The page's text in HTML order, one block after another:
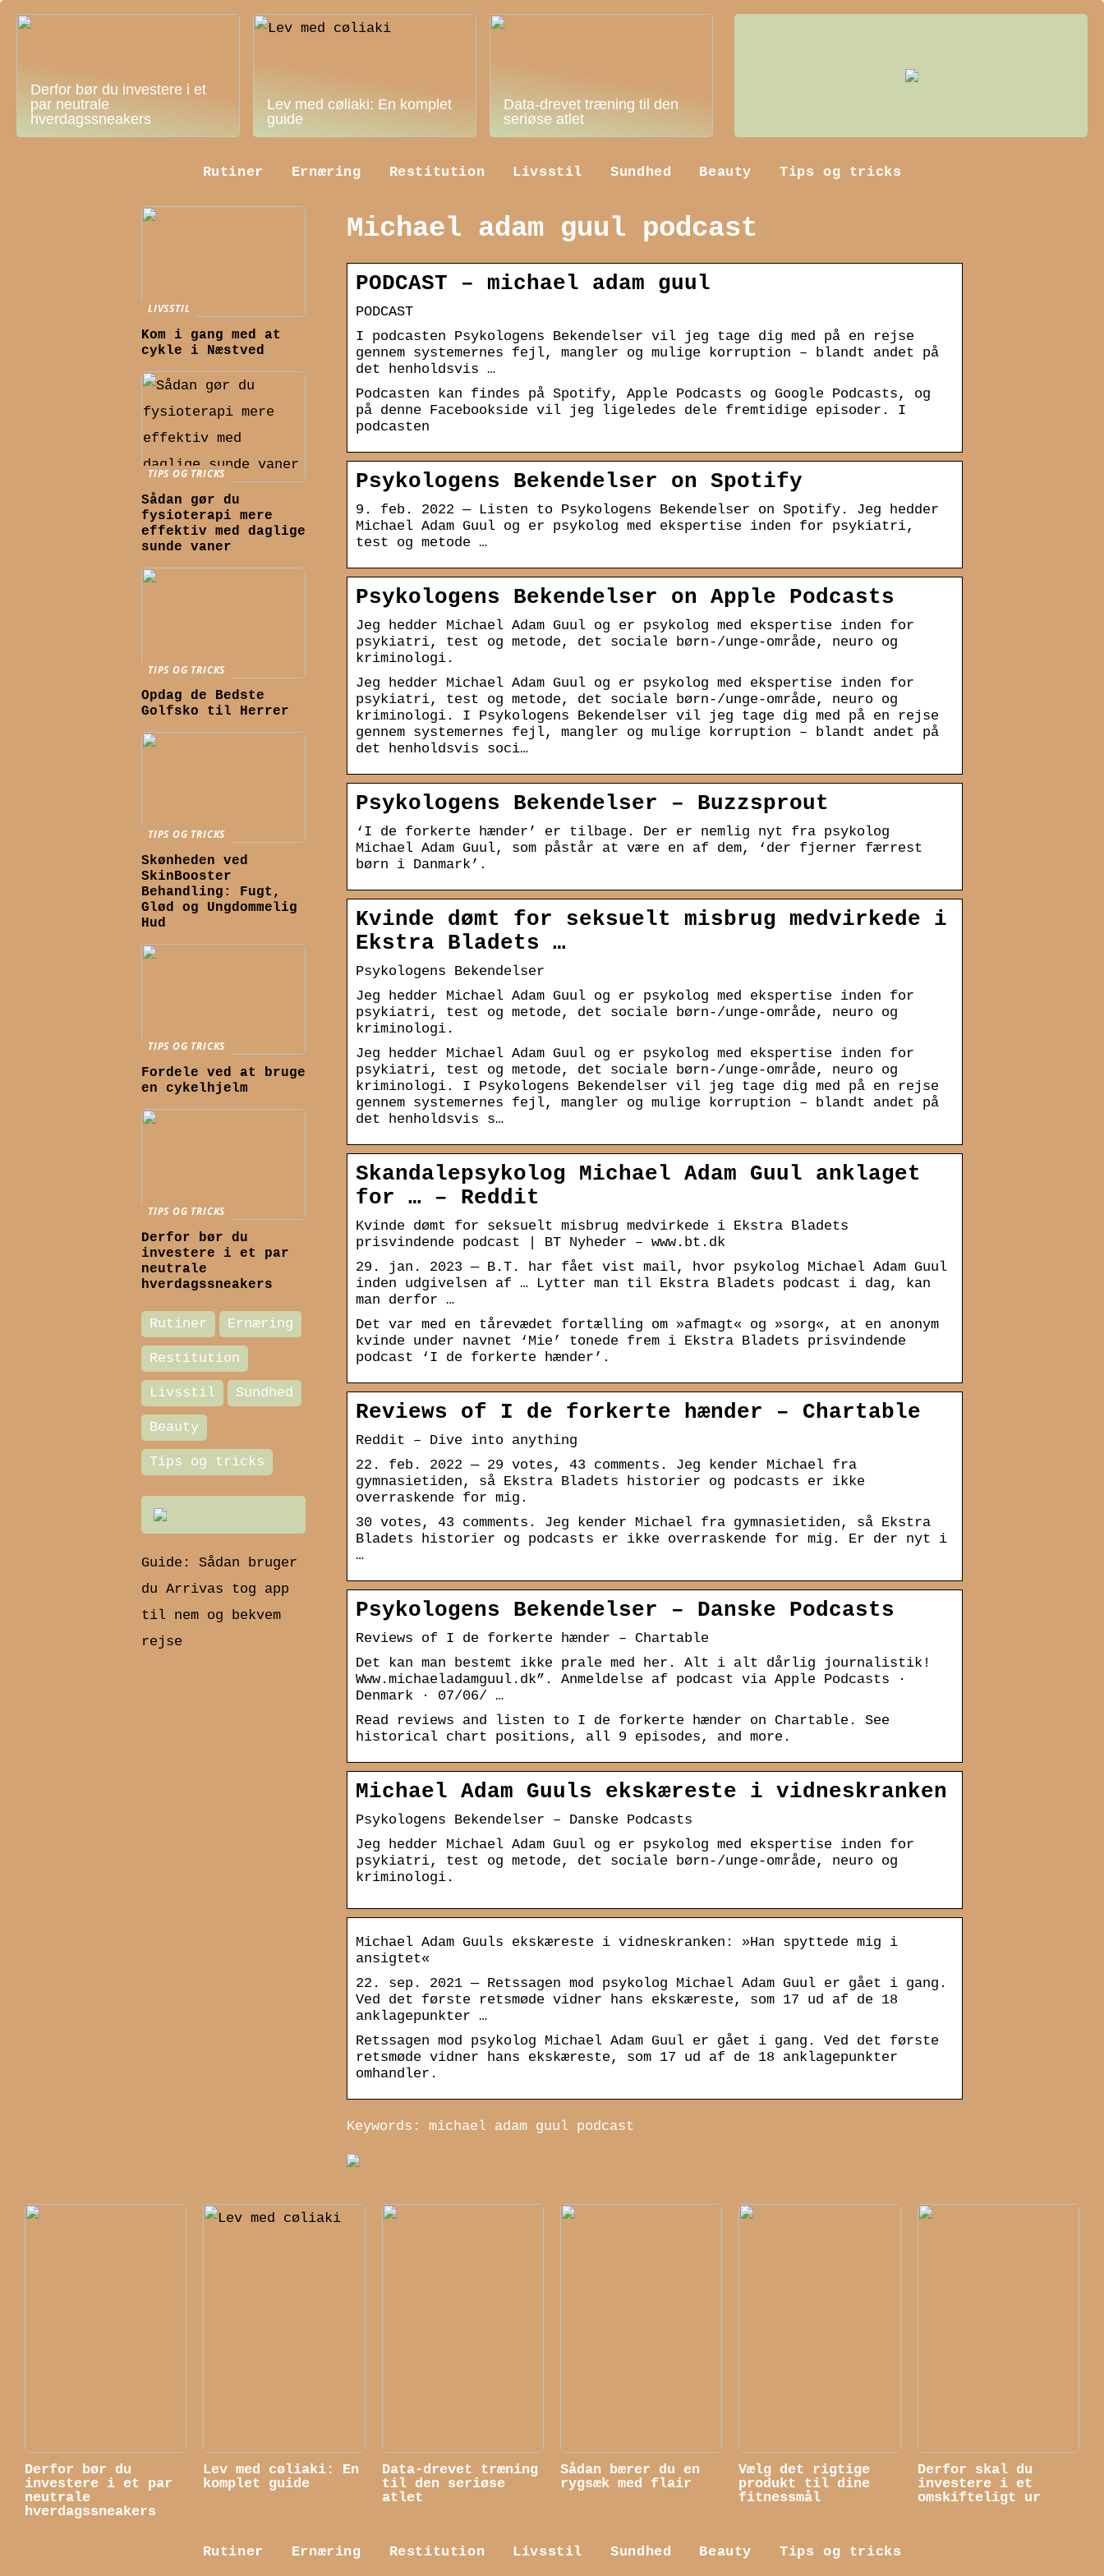
Derfor bør du investere i et
par neutrale
hverdagssneakers
Lev med cøliaki: En komplet
guide
Data-drevet træning til den
seriøse atlet
Rutiner Ernæring Restitution Livsstil Sundhed Beauty Tips og tricks
Michael adam guul podcast
PODCAST – michael adam guul
PODCAST
I podcasten Psykologens Bekendelser vil jeg tage dig med på en rejse
gennem systemernes fejl, mangler og mulige korruption – blandt andet på
det henholdsvis …
Podcasten kan findes på Spotify, Apple Podcasts og Google Podcasts, og
på denne Facebookside vil jeg ligeledes dele fremtidige episoder. I
podcasten
Psykologens Bekendelser on Spotify
9. feb. 2022 — Listen to Psykologens Bekendelser on Spotify. Jeg hedder
Michael Adam Guul og er psykolog med ekspertise inden for psykiatri,
test og metode …
Psykologens Bekendelser on Apple Podcasts
Jeg hedder Michael Adam Guul og er psykolog med ekspertise inden for
psykiatri, test og metode, det sociale børn-/unge-område, neuro og
kriminologi.
Jeg hedder Michael Adam Guul og er psykolog med ekspertise inden for
psykiatri, test og metode, det sociale børn-/unge-område, neuro og
kriminologi. I Psykologens Bekendelser vil jeg tage dig med på en rejse
gennem systemernes fejl, mangler og mulige korruption – blandt andet på
det henholdsvis soci…
Psykologens Bekendelser – Buzzsprout
‘I de forkerte hænder’ er tilbage. Der er nemlig nyt fra psykolog
Michael Adam Guul, som påstår at være en af dem, ‘der fjerner færrest
børn i Danmark’.
Kvinde dømt for seksuelt misbrug medvirkede i
Ekstra Bladets …
Psykologens Bekendelser
Jeg hedder Michael Adam Guul og er psykolog med ekspertise inden for
psykiatri, test og metode, det sociale børn-/unge-område, neuro og
kriminologi.
Jeg hedder Michael Adam Guul og er psykolog med ekspertise inden for
psykiatri, test og metode, det sociale børn-/unge-område, neuro og
kriminologi. I Psykologens Bekendelser vil jeg tage dig med på en rejse
gennem systemernes fejl, mangler og mulige korruption – blandt andet på
det henholdsvis s…
Skandalepsykolog Michael Adam Guul anklaget
for … – Reddit
Kvinde dømt for seksuelt misbrug medvirkede i Ekstra Bladets
prisvindende podcast | BT Nyheder – www.bt.dk
29. jan. 2023 — B.T. har fået vist mail, hvor psykolog Michael Adam Guul
inden udgivelsen af … Lytter man til Ekstra Bladets podcast i dag, kan
man derfor …
Det var med en tårevædet fortælling om »afmagt« og »sorg«, at en anonym
kvinde under navnet ‘Mie’ tonede frem i Ekstra Bladets prisvindende
podcast ‘I de forkerte hænder’.
Reviews of I de forkerte hænder – Chartable
Reddit – Dive into anything
22. feb. 2022 — 29 votes, 43 comments. Jeg kender Michael fra
gymnasietiden, så Ekstra Bladets historier og podcasts er ikke
overraskende for mig.
30 votes, 43 comments. Jeg kender Michael fra gymnasietiden, så Ekstra
Bladets historier og podcasts er ikke overraskende for mig. Er der nyt i
…
Psykologens Bekendelser – Danske Podcasts
Reviews of I de forkerte hænder – Chartable
Det kan man bestemt ikke prale med her. Alt i alt dårlig journalistik!
Www.michaeladamguul.dk”. Anmeldelse af podcast via Apple Podcasts ·
Denmark · 07/06/ …
Read reviews and listen to I de forkerte hænder on Chartable. See
historical chart positions, all 9 episodes, and more.
Michael Adam Guuls ekskæreste i vidneskranken
Psykologens Bekendelser – Danske Podcasts
Jeg hedder Michael Adam Guul og er psykolog med ekspertise inden for
psykiatri, test og metode, det sociale børn-/unge-område, neuro og
kriminologi.
Michael Adam Guuls ekskæreste i vidneskranken: »Han spyttede mig i
ansigtet«
22. sep. 2021 — Retssagen mod psykolog Michael Adam Guul er gået i gang.
Ved det første retsmøde vidner hans ekskæreste, som 17 ud af de 18
anklagepunkter …
Retssagen mod psykolog Michael Adam Guul er gået i gang. Ved det første
retsmøde vidner hans ekskæreste, som 17 ud af de 18 anklagepunkter
omhandler.
Keywords: michael adam guul podcast
LIVSSTIL
Kom i gang med at
cykle i Næstved
TIPS OG TRICKS
Sådan gør du
fysioterapi mere
effektiv med daglige
sunde vaner
TIPS OG TRICKS
Opdag de Bedste
Golfsko til Herrer
TIPS OG TRICKS
Skønheden ved
SkinBooster
Behandling: Fugt,
Glød og Ungdommelig
Hud
TIPS OG TRICKS
Fordele ved at bruge
en cykelhjelm
TIPS OG TRICKS
Derfor bør du
investere i et par
neutrale
hverdagssneakers
Rutiner Ernæring
Restitution
Livsstil Sundhed
Beauty
Tips og tricks
Guide: Sådan bruger
du Arrivas tog app
til nem og bekvem
rejse
Derfor bør du
investere i et par
neutrale
hverdagssneakers
Lev med cøliaki: En
komplet guide
Data-drevet træning
til den seriøse
atlet
Sådan bærer du en
rygsæk med flair
Vælg det rigtige
produkt til dine
fitnessmål
Derfor skal du
investere i et
omskifteligt ur
Rutiner Ernæring Restitution Livsstil Sundhed Beauty Tips og tricks